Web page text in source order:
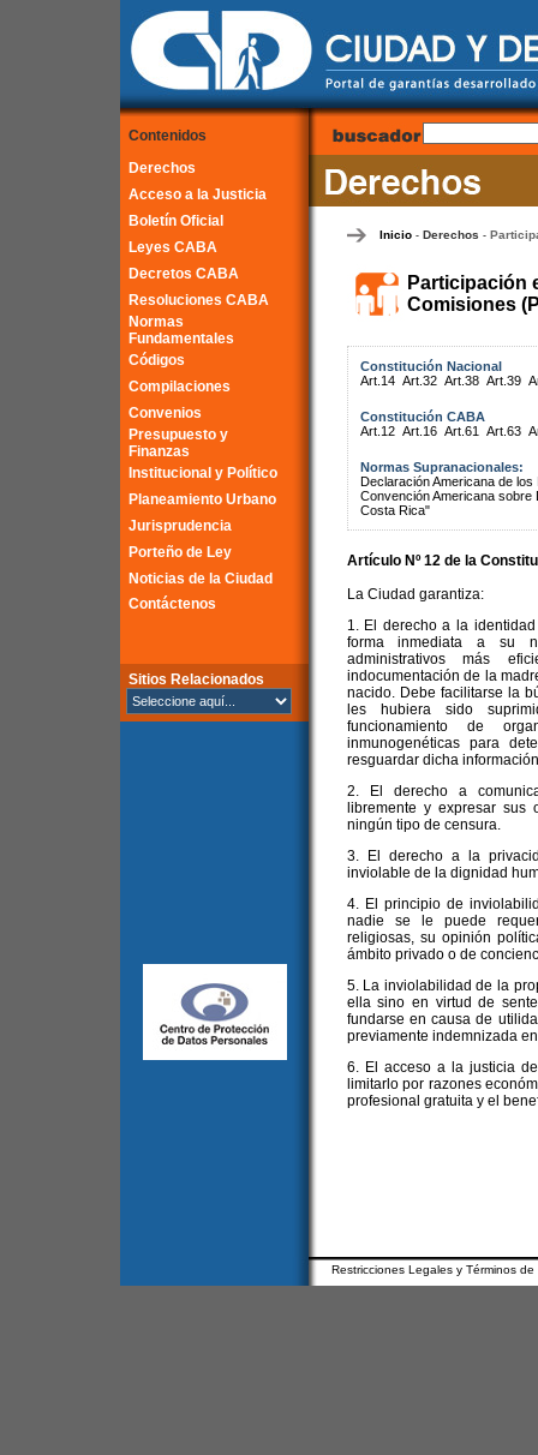
Contenidos
Derechos
Acceso a la Justicia
Boletín Oficial
Leyes CABA
Decretos CABA
Resoluciones CABA
Normas
Fundamentales
Códigos
Compilaciones
Convenios
Presupuesto y
Finanzas
Institucional y Político
Planeamiento Urbano
Jurisprudencia
Porteño de Ley
Noticias de la Ciudad
Contáctenos
Sitios Relacionados
Inicio- Derechos -
Participación
Comisiones
Constitución Nacional
Art.14 Art.32 Art.38 Art.39
Constitución CABA
Art.12 Art.16 Art.61 Art.63
Normas Supranacionales:
Declaración Americana de
Convención Americana
Costa Rica"
Artículo Nº 12 de la
La Ciudad garantiza:
1. El derecho a la
forma inmediata a su
administrativos más
indocumentación de la
nacido. Debe facilitarse la
les hubiera sido
funcionamiento de
inmunogenéticas para
resguardar dicha
2. El derecho a
libremente y expresar
ningún tipo de censura.
3. El derecho a la
inviolable de la dignidad
4. El principio de
nadie se le puede
religiosas, su opinión
ámbito privado o de
5. La inviolabilidad de la
ella sino en virtud de
fundarse en causa de
previamente indemnizada
6. El acceso a la justicia
limitarlo por razones
profesional gratuita y el
Restricciones Legales y Términos de